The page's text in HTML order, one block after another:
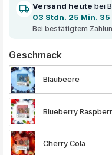
Versand heute bei
03 Stdn. 25 Min. 35
Bei bestätigtem
Geschmackauswählen
Blaubeere
Blueberry
Cherry Cola